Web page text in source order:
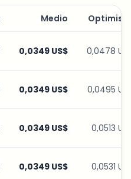
Medio
0,0349 US$ 0,0478
0,0349 US$ 0,0495
0,0349 US$ 0,0513
0,0349 US$ 0,0531